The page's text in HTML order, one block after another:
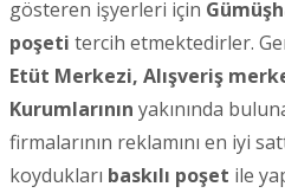
gösteren işyerleri için
poşeti tercih etmektedirler.
Etüt Merkezi, Alışveriş
Kurumlarının yakınında
firmalarının reklamını en iyi
koydukları baskılı poşet ile